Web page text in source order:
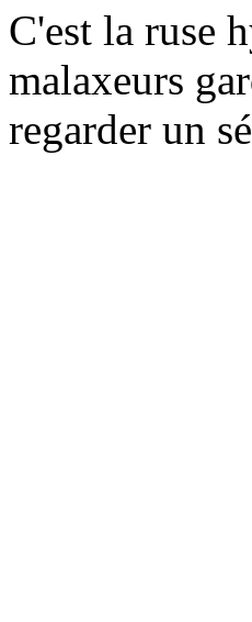
C'est la ruse
malaxeurs
regarder un